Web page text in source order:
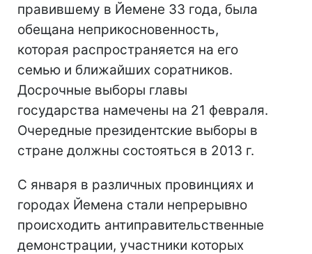
правившему в Йемене 33 года, была
обещана неприкосновенность,
которая распространяется на его
семью и ближайших соратников.
Досрочные выборы главы
государства намечены на 21 февраля.
Очередные президентские выборы в
стране должны состояться в 2013 г.
С января в различных провинциях и
городах Йемена стали непрерывно
происходить антиправительственные
демонстрации, участники которых